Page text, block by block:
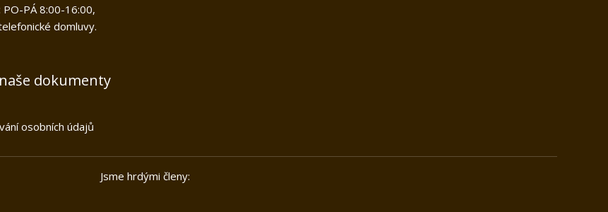
PÁ 8:00-16:00,
domluvy.
dokumenty
osobních údajů
unií Jsme hrdými členy: